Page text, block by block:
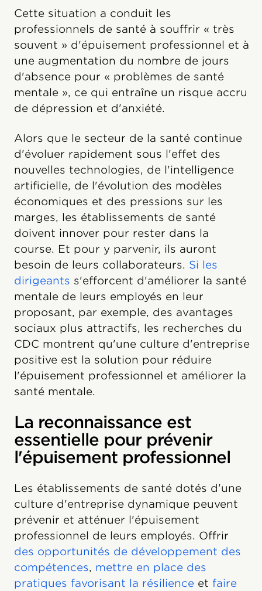
Cette situation a conduit les
professionnels de santé à souffrir « très
souvent » d'épuisement professionnel et à
une augmentation du nombre de jours
d'absence pour « problèmes de santé
mentale », ce qui entraîne un risque accru
de dépression et d'anxiété.
Alors que le secteur de la santé continue
d'évoluer rapidement sous l'effet des
nouvelles technologies, de l'intelligence
artificielle, de l'évolution des modèles
économiques et des pressions sur les
marges, les établissements de santé
doivent innover pour rester dans la
course. Et pour y parvenir, ils auront
besoin de leurs collaborateurs. Si les
dirigeants s'efforcent d'améliorer la santé
mentale de leurs employés en leur
proposant, par exemple, des avantages
sociaux plus attractifs, les recherches du
CDC montrent qu'une culture d'entreprise
positive est la solution pour réduire
l'épuisement professionnel et améliorer la
santé mentale.
La reconnaissance est
essentielle pour prévenir
l'épuisement professionnel
Les établissements de santé dotés d'une
culture d'entreprise dynamique peuvent
prévenir et atténuer l'épuisement
professionnel de leurs employés. Offrir
des opportunités de développement des
compétences, mettre en place des
pratiques favorisant la résilience et faire